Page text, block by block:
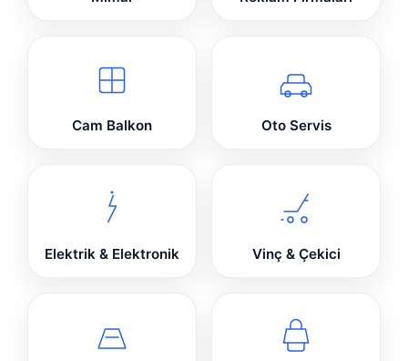
Cam Balkon Oto Servis
Elektrik & Elektronik Vinç & Çekici